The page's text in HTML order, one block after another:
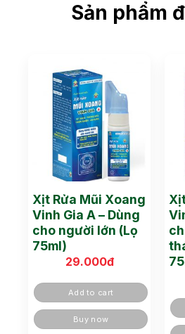
Sản phẩm
Xịt Rửa Mũi Xoang
Vinh Gia A – Dùng
cho người lớn (Lọ
75ml)
29.000đ
Add to cart
Buy now